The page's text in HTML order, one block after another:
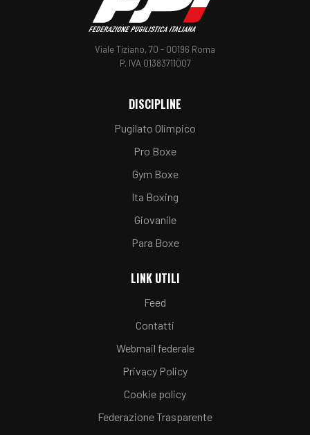
Viale Tiziano, 70 - 00196 Roma
P. IVA 01383711007
DISCIPLINE
Pugilato Olimpico
Pro Boxe
Gym Boxe
Ita Boxing
Giovanile
Para Boxe
LINK UTILI
Feed
Contatti
Webmail federale
Privacy Policy
Cookie policy
Federazione Trasparente